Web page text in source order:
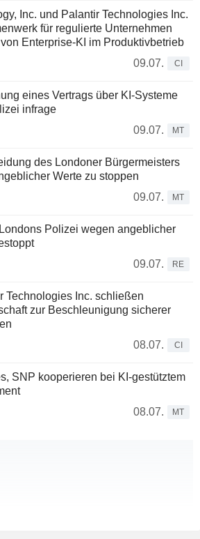
Inc. und Palantir Technologies Inc.
für regulierte Unternehmen
Enterprise-KI im Produktivbetrieb
09.07.
CI
eines Vertrags über KI-Systeme
infrage
09.07.
MT
des Londoner Bürgermeisters
Werte zu stoppen
09.07.
MT
Polizei wegen angeblicher
09.07.
RE
Technologies Inc. schließen
zur Beschleunigung sicherer
08.07.
CI
SNP kooperieren bei KI-gestütztem
08.07.
MT